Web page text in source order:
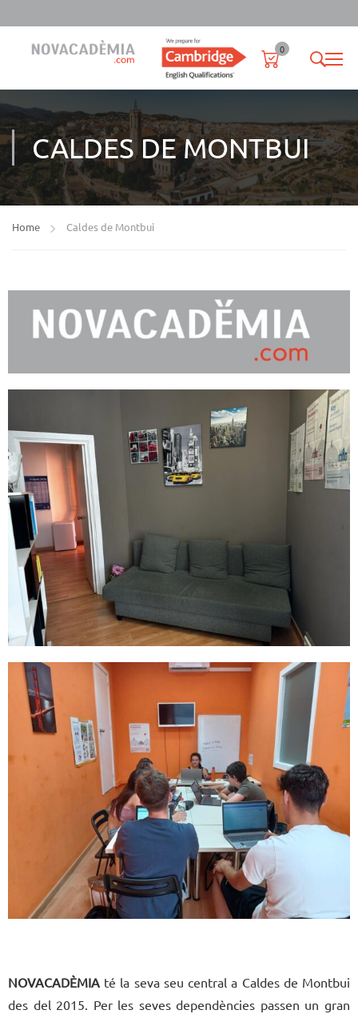
0
CALDES DE MONTBUI
Home Caldes de Montbui
NOVACADÈMIA té la seva seu central a Caldes de Montbui
des del 2015. Per les seves dependències passen un gran